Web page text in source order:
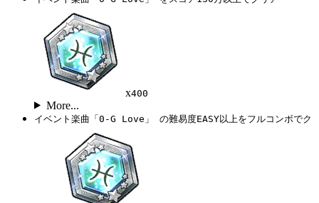
x400
More...
イベント楽曲「0-G Love」 の難易度EASY以上をフルコンボでク